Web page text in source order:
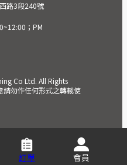
路3段240號
；PM
Co Ltd. All Rights
請勿作任何形式之轉載使
訂單 會員